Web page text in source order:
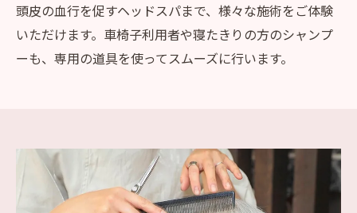
頭皮の血行を促すヘッドスパまで、様々な施術をご体験
いただけます。車椅子利用者や寝たきりの方のシャンプ
ーも、専用の道具を使ってスムーズに行います。